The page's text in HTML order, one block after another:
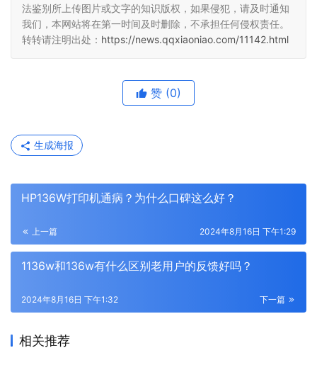
法鉴别所上传图片或文字的知识版权，如果侵犯，请及时通知
我们，本网站将在第一时间及时删除，不承担任何侵权责任。
转转请注明出处： https://news.qqxiaoniao.com/11142.html
赞 (0)
生成海报
HP136W打印机通病？为什么口碑这么好？
上一篇 2024年8月16日 下午1:29
1136w和136w有什么区别老用户的反馈好吗？
下一篇
2024年8月16日 下午1:32
相关推荐